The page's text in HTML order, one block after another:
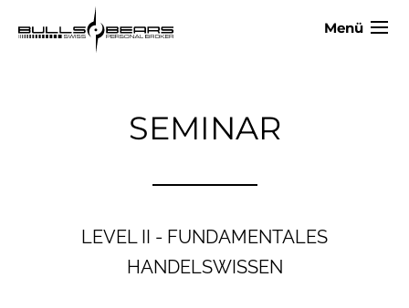
Menü
SEMINAR
LEVEL II - FUNDAMENTALES
HANDELSWISSEN